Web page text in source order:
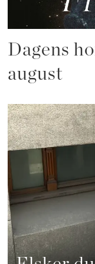
Dagens
august